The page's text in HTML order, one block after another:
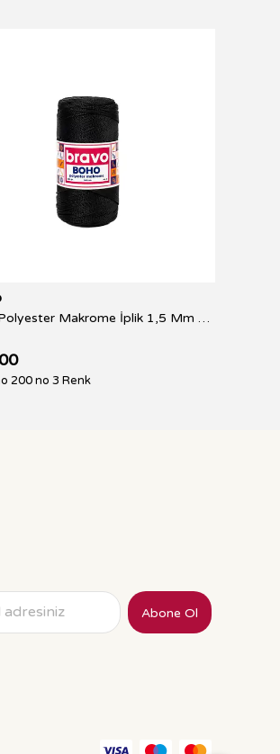
Boho Polyester Makrome İplik 1,5 Mm 200 Gr 300 Metre NO:3
200 no 3 Renk
Abone Ol